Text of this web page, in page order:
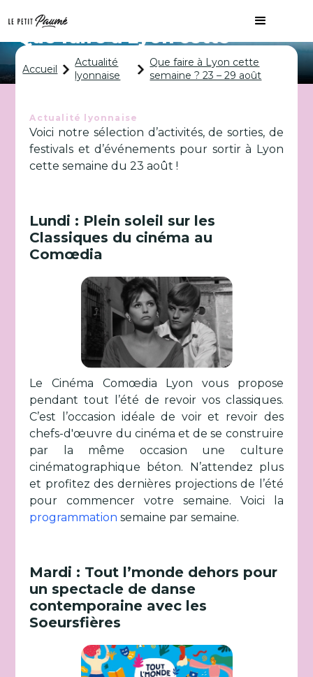
Que faire à Lyon cette
semaine ? 23 – 29 août
Accueil
Actualité
lyonnaise
Que faire à Lyon cette
semaine ? 23 – 29 août
Actualité lyonnaise
Voici notre sélection d’activités, de sorties, de
festivals et d’événements pour sortir à Lyon
cette semaine du 23 août !
Lundi : Plein soleil sur les
Classiques du cinéma au
Comœdia
Le Cinéma Comœdia Lyon vous propose
pendant tout l’été de revoir vos classiques.
C’est l’occasion idéale de voir et revoir des
chefs-d'œuvre du cinéma et de se construire
par la même occasion une culture
cinématographique béton. N’attendez plus
et profitez des dernières projections de l’été
pour commencer votre semaine. Voici la
programmation semaine par semaine.
Mardi : Tout l’monde dehors pour
un spectacle de danse
contemporaine avec les
Soeursfières